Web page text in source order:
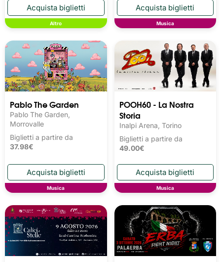
Altro Musica
Pablo The Garden
Pablo The Garden,
Morrovalle
Biglietti a partire da
37.98€
Musica
POOH60 - La Nostra
Storia
Inalpi Arena, Torino
Biglietti a partire da
49.00€
Musica